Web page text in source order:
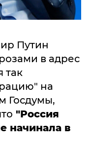
Путин
в адрес
так
на
Госдумы,
"Россия
начинала в